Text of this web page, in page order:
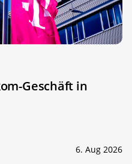
Geschäft in
6. Aug 2026